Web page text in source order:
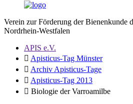
Verein zur Förderung der Bienenkunde
Nordrhein-Westfalen
APIS e.V.
Apisticus-Tag Münster
Archiv Apisticus-Tage
Apisticus-Tag 2013
Biologie der Varroamilbe